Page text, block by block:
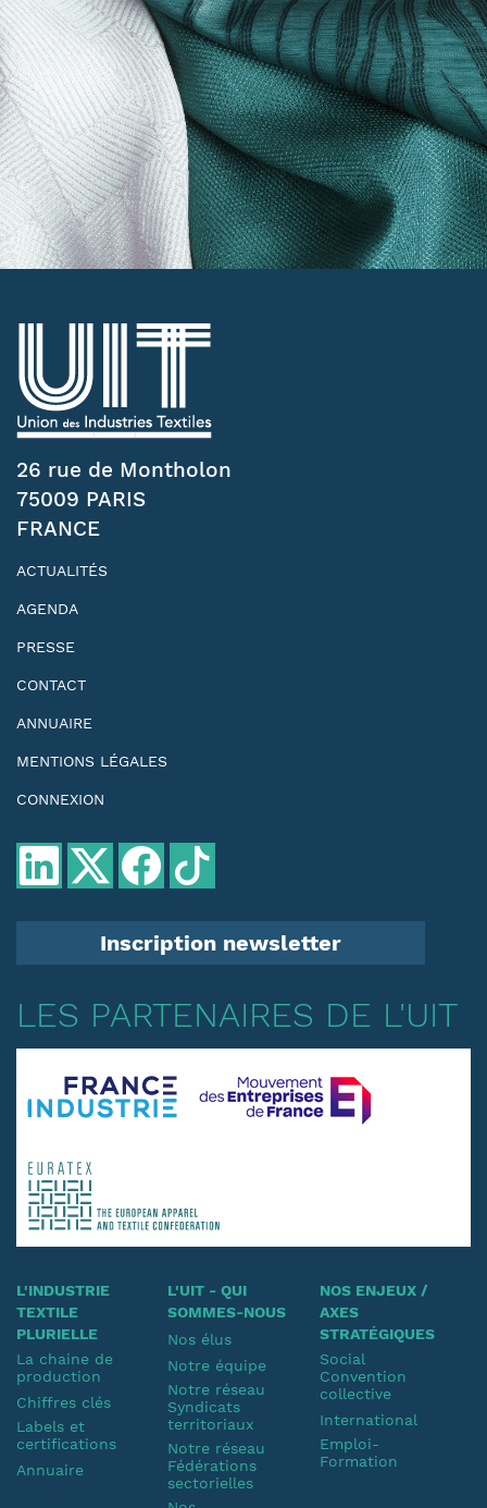
26 rue de Montholon
75009 PARIS
FRANCE
ACTUALITÉS
AGENDA
PRESSE
CONTACT
ANNUAIRE
MENTIONS LÉGALES
CONNEXION
Inscription newsletter
LES PARTENAIRES DE L'UIT
L'INDUSTRIE
TEXTILE
PLURIELLE
La chaine de
production
Chiffres clés
Labels et
certifications
Annuaire
L'UIT - QUI
SOMMES-NOUS
Nos élus
Notre équipe
Notre réseau
Syndicats
territoriaux
Notre réseau
Fédérations
sectorielles
NOS ENJEUX /
AXES
STRATÉGIQUES
Social
Convention
collective
International
Emploi-
Formation